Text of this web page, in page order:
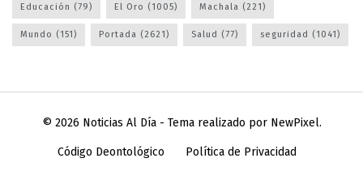
Educación (79) El Oro (1005) Machala (221)
Mundo (151) Portada (2621) Salud (77) seguridad (1041)
© 2026 Noticias Al Día- Tema realizado por NewPixel.
Código Deontológico Política de Privacidad